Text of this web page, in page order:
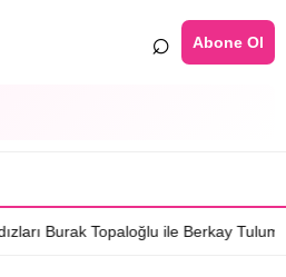
⌕ Abone Ol
ile Berkay Tulumbacı “Ecünni”